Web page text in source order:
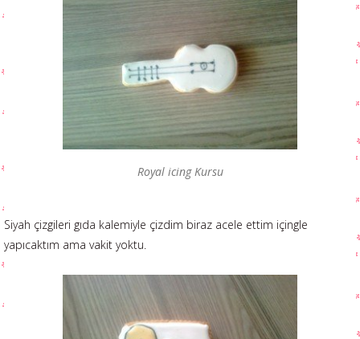
Royal icing Kursu
Siyah çizgileri gıda kalemiyle çizdim biraz acele ettim içingle
yapıcaktım ama vakit yoktu.